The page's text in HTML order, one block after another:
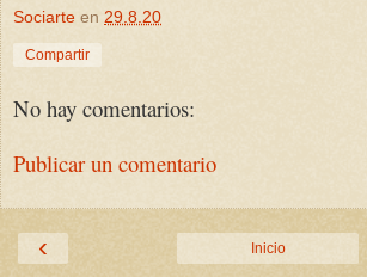
Sociarte en 29.8.20
Compartir
No hay comentarios:
Publicar un comentario
‹ Inicio